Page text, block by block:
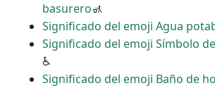
basurero🚮
Significado del emoji Agua
Significado del emoji Símbolo
♿
Significado del emoji Baño de